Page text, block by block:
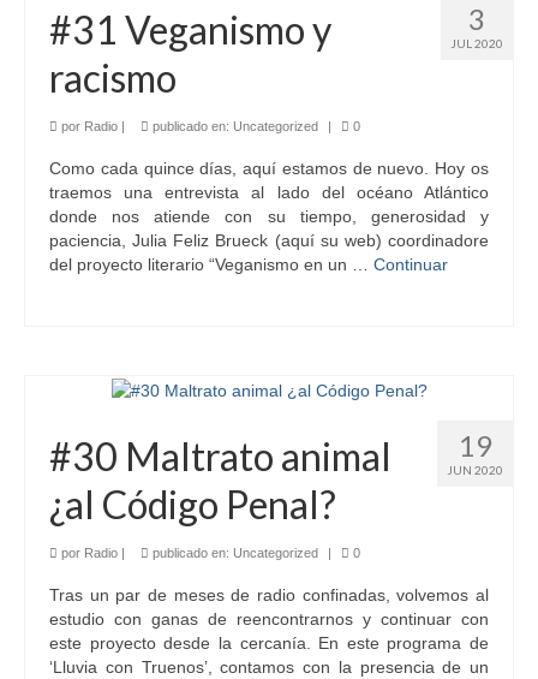
3
JUL 2020
#31 Veganismo y
racismo
por Radio publicado en: Uncategorized 0
Como cada quince días, aquí estamos de nuevo. Hoy os
traemos una entrevista al lado del océano Atlántico
donde nos atiende con su tiempo, generosidad y
paciencia, Julia Feliz Brueck (aquí su web) coordinadore
del proyecto literario “Veganismo en un … Continuar
19
JUN 2020
#30 Maltrato animal
¿al Código Penal?
por Radio | publicado en: Uncategorized | 0
Tras un par de meses de radio confinadas, volvemos al
estudio con ganas de reencontrarnos y continuar con
este proyecto desde la cercanía. En este programa de
‘Lluvia con Truenos’, contamos con la presencia de un